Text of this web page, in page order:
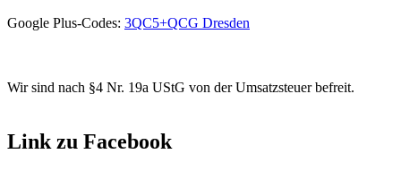
Google Plus-Codes: 3QC5+QCG Dresden
Wir sind nach §4 Nr. 19a UStG von der Umsatzsteuer befreit.
Link zu Facebook